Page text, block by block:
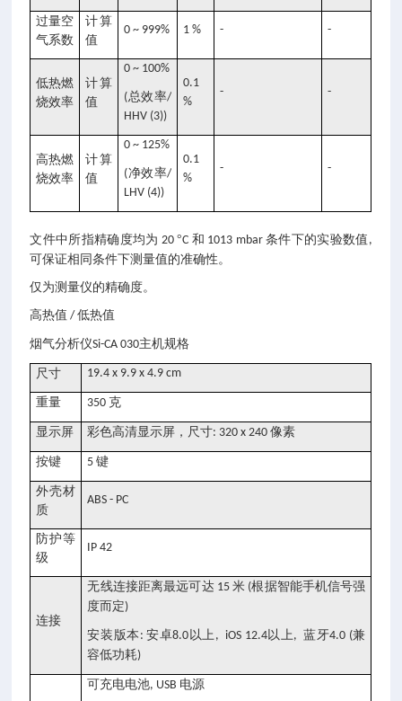
过量空
气系数
计算
值
0 ~ 999% 1 % - -
低热燃
烧效率
计算
值
0 ~ 100%
(总效率/
HHV (3))
0.1
%
- -
高热燃
烧效率
计算
值
0 ~ 125%
(净效率/
LHV (4))
0.1
%
- -
文件中所指精确度均为 20°C 和 1013 mbar 条件下的实验数值 ,
可保证相同条件下测量值的准确性。
仅为测量仪的精确度。
高热值 /低热值
烟气分析仪Si-CA 030主机规格
尺寸 19.4 x 9.9 x 4.9 cm
重量 350 克
显示屏 彩色高清显示屏，尺寸: 320 x 240像素
按键 5键
外壳材
质
ABS - PC
防护等
级
IP 42
连接
无线连接距离最远可达 15米 (根据智能手机信号强
度而定)
安装版本 :安卓8.0 以上 , iOS 12.4以上,蓝牙4.0 (兼
容低功耗)
可充电电池, USB 电源